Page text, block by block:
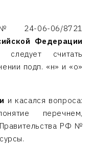
24-06-06/8721
Федерации
следует считать
подп. «н» и «о»
и касался вопроса:
перечнем,
РФ №